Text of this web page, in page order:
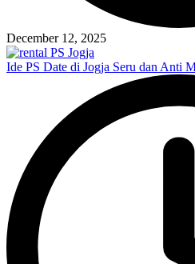
December 12, 2025
Ide PS Date di Jogja Seru dan Anti